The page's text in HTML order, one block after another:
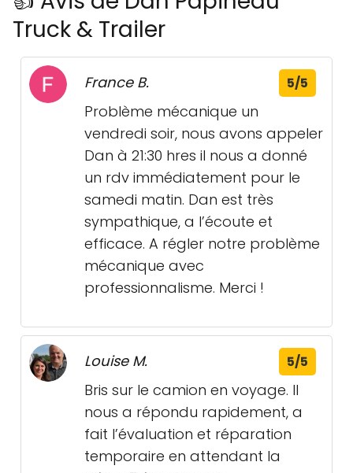
Truck & Trailer
France B. 5/5
Problème mécanique un
vendredi soir, nous avons appeler
Dan à 21:30 hres il nous a donné
un rdv immédiatement pour le
samedi matin. Dan est très
sympathique, a l’écoute et
efficace. A régler notre problème
mécanique avec
professionnalisme. Merci !
Louise M. 5/5
Bris sur le camion en voyage. Il
nous a répondu rapidement, a
fait l’évaluation et réparation
temporaire en attendant la